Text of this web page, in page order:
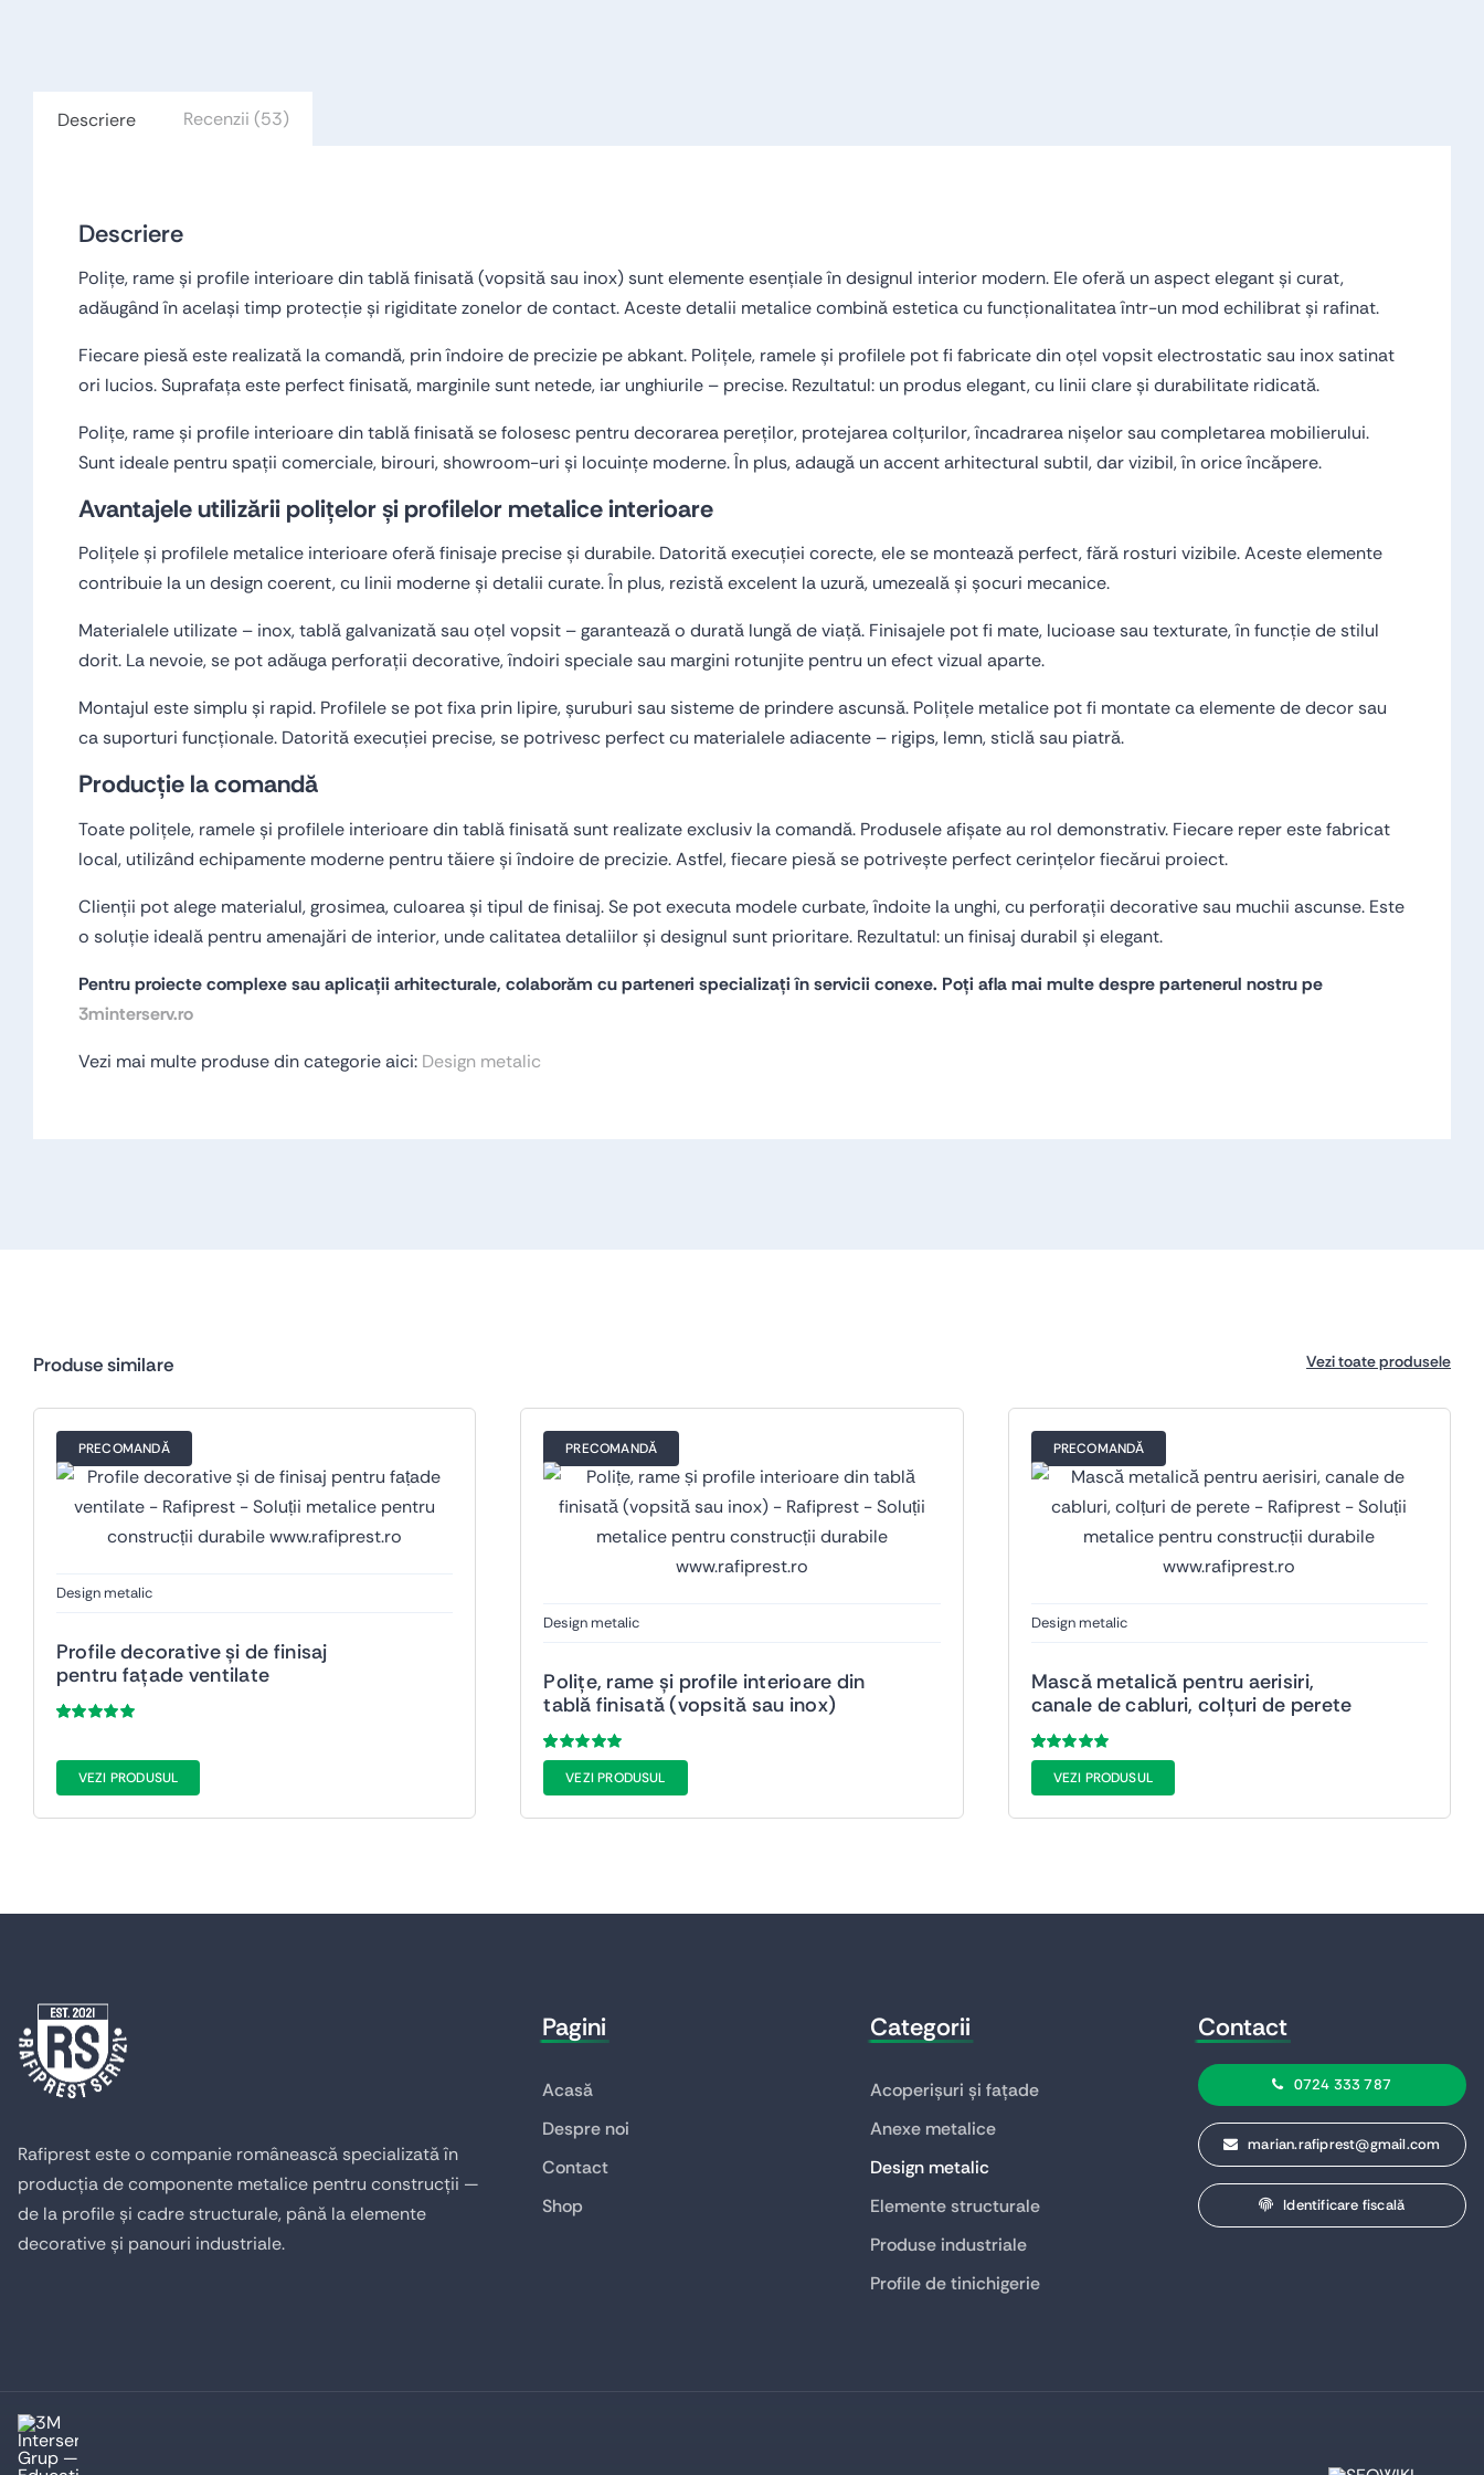
Descriere Recenzii (53)
Descriere
Polițe, rame și profile interioare din tablă finisată (vopsită sau inox) sunt elemente esențiale în designul interior modern. Ele oferă un aspect elegant și curat,
adăugând în același timp protecție și rigiditate zonelor de contact. Aceste detalii metalice combină estetica cu funcționalitatea într-un mod echilibrat și rafinat.
Fiecare piesă este realizată la comandă, prin îndoire de precizie pe abkant. Polițele, ramele și profilele pot fi fabricate din oțel vopsit electrostatic sau inox satinat
ori lucios. Suprafața este perfect finisată, marginile sunt netede, iar unghiurile – precise. Rezultatul: un produs elegant, cu linii clare și durabilitate ridicată.
Polițe, rame și profile interioare din tablă finisată se folosesc pentru decorarea pereților, protejarea colțurilor, încadrarea nișelor sau completarea mobilierului.
Sunt ideale pentru spații comerciale, birouri, showroom-uri și locuințe moderne. În plus, adaugă un accent arhitectural subtil, dar vizibil, în orice încăpere.
Avantajele utilizării polițelor și profilelor metalice interioare
Polițele și profilele metalice interioare oferă finisaje precise și durabile. Datorită execuției corecte, ele se montează perfect, fără rosturi vizibile. Aceste elemente
contribuie la un design coerent, cu linii moderne și detalii curate. În plus, rezistă excelent la uzură, umezeală și șocuri mecanice.
Materialele utilizate – inox, tablă galvanizată sau oțel vopsit – garantează o durată lungă de viață. Finisajele pot fi mate, lucioase sau texturate, în funcție de stilul
dorit. La nevoie, se pot adăuga perforații decorative, îndoiri speciale sau margini rotunjite pentru un efect vizual aparte.
Montajul este simplu și rapid. Profilele se pot fixa prin lipire, șuruburi sau sisteme de prindere ascunsă. Polițele metalice pot fi montate ca elemente de decor sau
ca suporturi funcționale. Datorită execuției precise, se potrivesc perfect cu materialele adiacente – rigips, lemn, sticlă sau piatră.
Producție la comandă
Toate polițele, ramele și profilele interioare din tablă finisată sunt realizate exclusiv la comandă. Produsele afișate au rol demonstrativ. Fiecare reper este fabricat
local, utilizând echipamente moderne pentru tăiere și îndoire de precizie. Astfel, fiecare piesă se potrivește perfect cerințelor fiecărui proiect.
Clienții pot alege materialul, grosimea, culoarea și tipul de finisaj. Se pot executa modele curbate, îndoite la unghi, cu perforații decorative sau muchii ascunse. Este
o soluție ideală pentru amenajări de interior, unde calitatea detaliilor și designul sunt prioritare. Rezultatul: un finisaj durabil și elegant.
Pentru proiecte complexe sau aplicații arhitecturale, colaborăm cu parteneri specializați în servicii conexe. Poți afla mai multe despre partenerul nostru pe
3minterserv.ro
Vezi mai multe produse din categorie aici: Design metalic
Produse similare Vezi toate produsele
PRECOMANDĂ
Design metalic
Profile decorative și de finisaj
pentru fațade ventilate
pe baza ade
evaluări de la
clienți
VEZI PRODUSUL
PRECOMANDĂ
Design metalic
Polițe, rame și profile interioare din
tablă finisată (vopsită sau inox)
Evaluat
5.00din 5
pe baza a
53
de
VEZI PRODUSUL
PRECOMANDĂ
Design metalic
Mască metalică pentru aerisiri,
canale de cabluri, colțuri de perete
Evaluat
5.00din 5
pe baza a
53
de
VEZI PRODUSUL
Rafiprest este o companie românească specializată în
producția de componente metalice pentru construcții —
de la profile și cadre structurale, până la elemente
decorative și panouri industriale.
Pagini
Acasă
Despre noi
Contact
Shop
Categorii
Acoperișuri și fațade
Anexe metalice
Design metalic
Elemente structurale
Produse industriale
Profile de tinichigerie
Contact
0724 333 787
marian.rafiprest@gmail.com
Identificare fiscală